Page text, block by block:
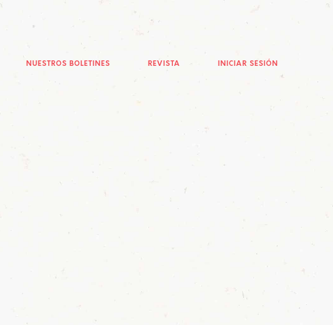
NUESTROS BOLETINES REVISTA INICIAR SESIÓN